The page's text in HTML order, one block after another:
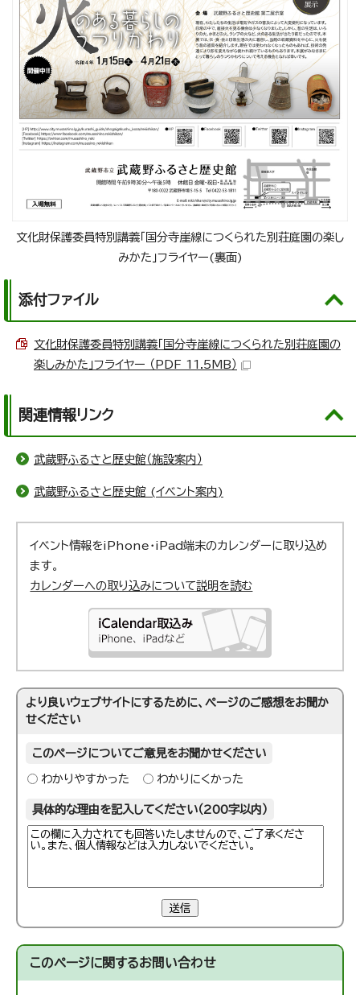
文化財保護委員特別講義「国分寺崖線につくられた別荘庭園の楽し
みかた」フライヤー(裏面)
添付ファイル
文化財保護委員特別講義「国分寺崖線につくられた別荘庭園の
楽しみかた」フライヤー （PDF 11.5MB）
関連情報リンク
武蔵野ふるさと歴史館（施設案内）
武蔵野ふるさと歴史館 (イベント案内)
イベント情報をiPhone・iPad端末のカレンダーに取り込め
ます。
カレンダーへの取り込みについて説明を読む
より良いウェブサイトにするために、ページのご感想をお聞か
せください
このページについてご意見をお聞かせください
わかりやすかった わかりにくかった
具体的な理由を記入してください（200字以内）
送信
このページに関するお問い合わせ